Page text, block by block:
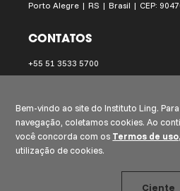
Porto Alegre | RS | Brasil | CEP:
CONTATOS
+55 51 3533 5700
instituto.ling@institutoling.org.br
Bem-vindo ao site do Instituto Ling.
navegação, coletamos cookies. Ao
você concorda com os Termos de
utilização de cookies.
Ciente